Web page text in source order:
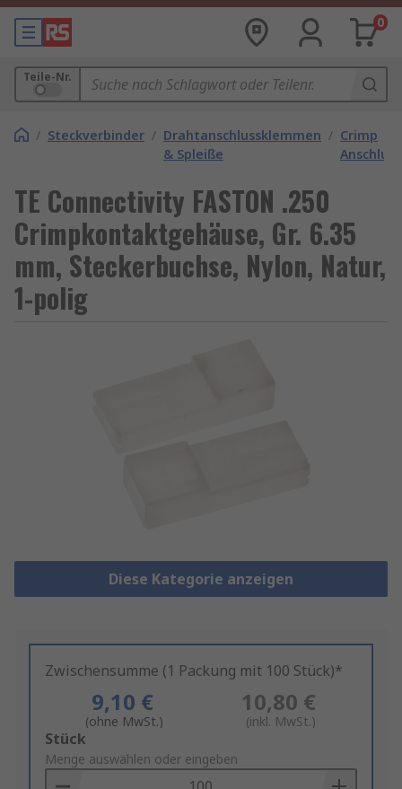
0
Teile-Nr.
/ Steckverbinder / Drahtanschlussklemmen
& Spleiße
/ Crimp
TE Connectivity FASTON .250
Crimpkontaktgehäuse, Gr. 6.35
mm, Steckerbuchse, Nylon, Natur,
1-polig
Diese Kategorie anzeigen
Zwischensumme (1 Packung mit 100 Stück)*
9,10 €
(ohne MwSt.)
10,80 €
(inkl. MwSt.)
Add
to
Basket
Stück
Menge auswählen oder eingeben